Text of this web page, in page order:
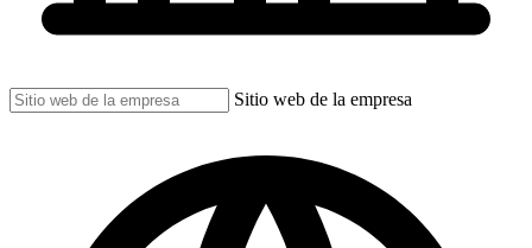
Sitio web de la empresa